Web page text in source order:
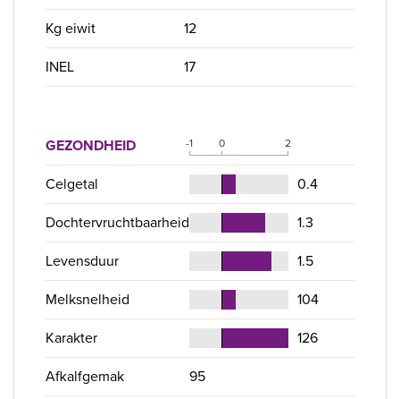
Kg eiwit 12
INEL 17
GEZONDHEID -1 0 2
Celgetal 0.4
Dochtervruchtbaarheid 1.3
Levensduur 1.5
Melksnelheid 104
Karakter 126
Afkalfgemak 95